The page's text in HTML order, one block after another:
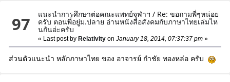
97 แนะนำการศึกษาต่อคณะแพทย์จุฬาฯ / Re: ขอถามพี่ๆหน่อย
ครับ ตอนพี่อยู่ม.ปลาย อ่านหนังสือสังคมกับภาษาไทยเล่มไห
นกันอ่ะครับ
« Last post by Relativity on January 18, 2014, 07:37:37 pm »
ส่วนตัวแนะนำ หลักภาษาไทย ของ อาจารย์ กําชัย ทองหล่อ ครับ